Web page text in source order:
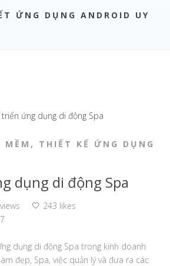
ỨNG DỤNG ANDROID UY
MỀM , THIẾT KẾ ỨNG DỤNG
dụng di động Spa
243 likes
dụng di động Spa trong kinh doanh
đẹp, Spa, việc quản lý và đưa ra các